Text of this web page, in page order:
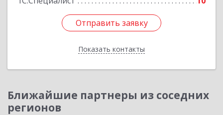
Отправить заявку
Показать контакты
Отправить заявку
Назад
Ближайшие партнеры из соседних
регионов